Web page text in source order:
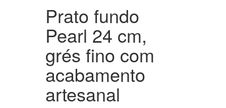
artesanalPrato fundo
Pearl 24 cm,
grés fino com
acabamento
artesanal